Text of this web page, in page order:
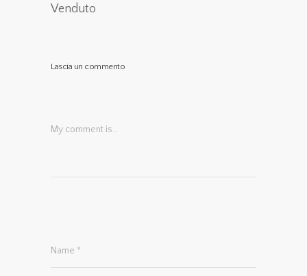
Venduto
Lascia un commento
My comment is..
Name *